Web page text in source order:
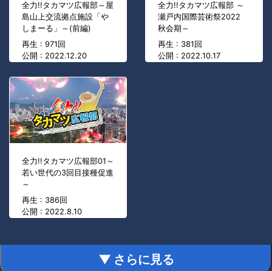
全力!!タカマツ広報部～屋
島山上交流拠点施設「や
しまーる」～(前編)
再生 : 971回
公開 : 2022.12.20
全力!!タカマツ広報部 ～
瀬戸内国際芸術祭2022
秋会期～
再生 : 381回
公開 : 2022.10.17
全力!!タカマツ広報部01～
若い世代の3回目接種促進
～
再生 : 386回
公開 : 2022.8.10
▼ さらに見る